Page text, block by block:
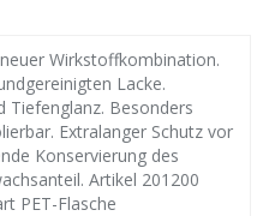
Wirkstoffkombination.
Lacke.
Tiefenglanz. Besonders
Extralanger Schutz vor
Konservierung des
Artikel 201200
PET-Flasche